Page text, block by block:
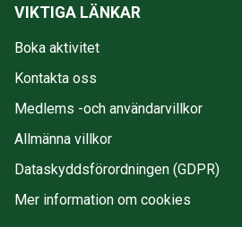
VIKTIGA LÄNKAR
Boka aktivitet
Kontakta oss
Medlems -och användarvillkor
Allmänna villkor
Dataskyddsförordningen (GDPR)
Mer information om cookies